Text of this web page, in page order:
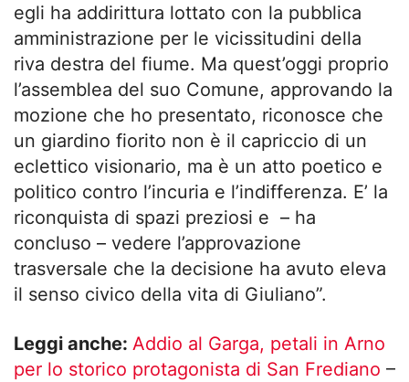
egli ha addirittura lottato con la pubblica
amministrazione per le vicissitudini della
riva destra del fiume. Ma quest’oggi proprio
l’assemblea del suo Comune, approvando la
mozione che ho presentato, riconosce che
un giardino fiorito non è il capriccio di un
eclettico visionario, ma è un atto poetico e
politico contro l’incuria e l’indifferenza. E’ la
riconquista di spazi preziosi e – ha
concluso – vedere l’approvazione
trasversale che la decisione ha avuto eleva
il senso civico della vita di Giuliano”.
Leggi anche: Addio al Garga, petali in Arno
per lo storico protagonista di San Frediano –